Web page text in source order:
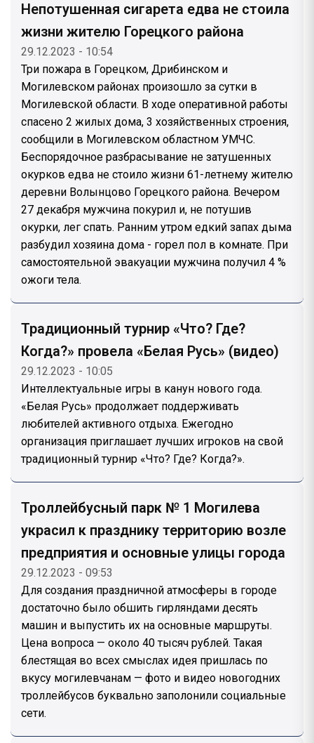
Непотушенная сигарета едва не стоила
жизни жителю Горецкого района
29.12.2023 - 10:54
Три пожара в Горецком, Дрибинском и
Могилевском районах произошло за сутки в
Могилевской области. В ходе оперативной работы
спасено 2 жилых дома, 3 хозяйственных строения,
сообщили в Могилевском областном УМЧС.
Беспорядочное разбрасывание не затушенных
окурков едва не стоило жизни 61-летнему жителю
деревни Волынцово Горецкого района. Вечером
27 декабря мужчина покурил и, не потушив
окурки, лег спать. Ранним утром едкий запах дыма
разбудил хозяина дома - горел пол в комнате. При
самостоятельной эвакуации мужчина получил 4 %
ожоги тела.
Традиционный турнир «Что? Где?
Когда?» провела «Белая Русь» (видео)
29.12.2023 - 10:05
Интеллектуальные игры в канун нового года.
«Белая Русь» продолжает поддерживать
любителей активного отдыха. Ежегодно
организация приглашает лучших игроков на свой
традиционный турнир «Что? Где? Когда?».
Троллейбусный парк № 1 Могилева
украсил к празднику территорию возле
предприятия и основные улицы города
29.12.2023 - 09:53
Для создания праздничной атмосферы в городе
достаточно было обшить гирляндами десять
машин и выпустить их на основные маршруты.
Цена вопроса — около 40 тысяч рублей. Такая
блестящая во всех смыслах идея пришлась по
вкусу могилевчанам — фото и видео новогодних
троллейбусов буквально заполонили социальные
сети.